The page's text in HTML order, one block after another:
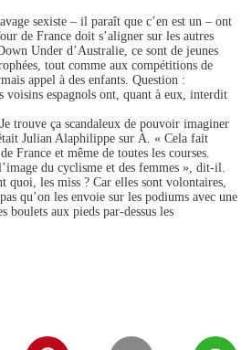
sexiste – il paraît que c’en est un – ont
de France doit s’aligner sur les autres
Under d’Australie, ce sont de jeunes
tout comme aux compétitions de
appel à des enfants. Question :
voisins espagnols ont, quant à eux, interdit
trouve ça scandaleux de pouvoir imaginer
Julian Alaphilippe sur À. « Cela fait
France et même de toutes les courses.
du cyclisme et des femmes », dit-il.
quoi, les miss ? Car elles sont volontaires,
qu’on les envoie sur les podiums avec une
boulets aux pieds par-dessus les